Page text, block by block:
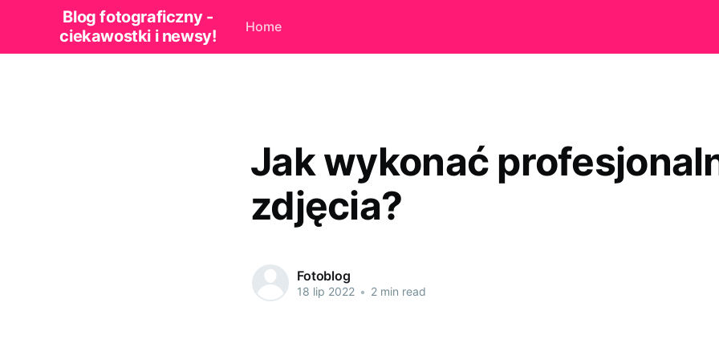
Blog fotograficzny -
ciekawostki i newsy!
Home
Jak wykonać
zdjęcia?
Fotoblog
18 lip 2022 • 2 min read